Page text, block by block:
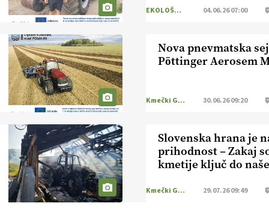
EKOLOŠKO LOGIČNO 04.06.26 07:00
Nova pnevmatska
Pöttinger Aerosem
Kmečki Glas 30.06.26 09:20
Slovenska hrana je
prihodnost – Zakaj
kmetije ključ do
Kmečki Glas 29.07.26 09:49